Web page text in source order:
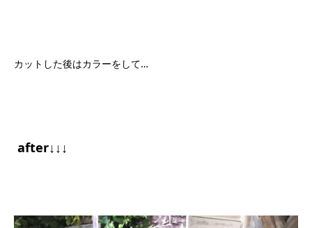
カットした後はカラーをして…
after↓↓↓